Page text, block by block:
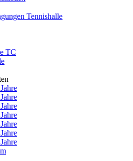
Tennishalle
TC